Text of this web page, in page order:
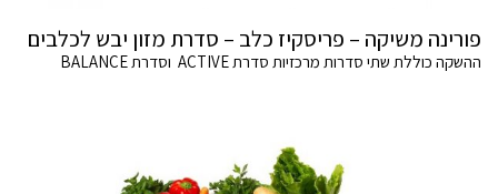
פורינה משיקה – פריסקיז כלב – סדרת מזון יבש לכלבים
ההשקה כוללת שתי סדרות מרכזיות סדרת ACTIVE וסדרת BALANCE